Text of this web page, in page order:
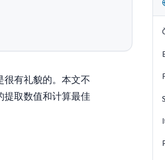
很有礼貌的。本文不
提取数值和计算最佳